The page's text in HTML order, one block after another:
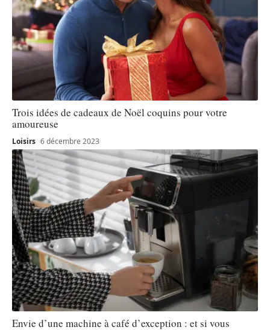
Trois idées de cadeaux de Noël coquins pour votre
amoureuse
Loisirs 6 décembre 2023
Envie d’une machine à café d’exception : et si vous